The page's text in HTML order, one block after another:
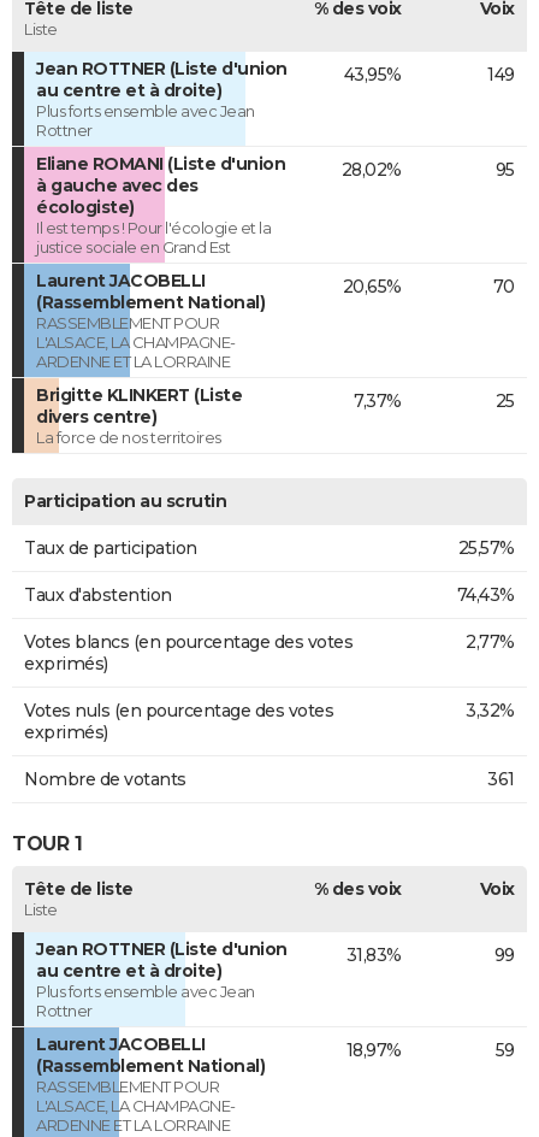
Tête de liste
Liste
% des voix Voix
Jean ROTTNER (Liste d'union
au centre et à droite)
Plus forts ensemble avec Jean
Rottner
43,95% 149
Eliane ROMANI (Liste d'union
à gauche avec des
écologiste)
Il est temps ! Pour l'écologie et la
justice sociale en Grand Est
28,02% 95
Laurent JACOBELLI
(Rassemblement National)
RASSEMBLEMENT POUR
L'ALSACE, LA CHAMPAGNE-
ARDENNE ET LA LORRAINE
20,65% 70
Brigitte KLINKERT (Liste
divers centre)
La force de nos territoires
7,37% 25
Participation au scrutin
Taux de participation 25,57%
Taux d'abstention 74,43%
Votes blancs (en pourcentage des votes
exprimés)
2,77%
Votes nuls (en pourcentage des votes
exprimés)
3,32%
Nombre de votants 361
TOUR 1
Tête de liste
Liste
% des voix Voix
Jean ROTTNER (Liste d'union
au centre et à droite)
Plus forts ensemble avec Jean
Rottner
31,83% 99
Laurent JACOBELLI
(Rassemblement National)
RASSEMBLEMENT POUR
L'ALSACE, LA CHAMPAGNE-
ARDENNE ET LA LORRAINE
18,97% 59